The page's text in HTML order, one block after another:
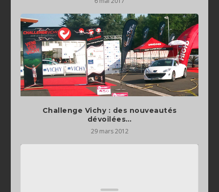
Challenge Vichy : des nouveautés
dévoilées…
29 mars 2012